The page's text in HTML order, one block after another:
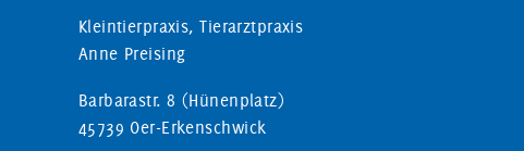
Kleintierpraxis, Tierarztpraxis
Anne Preising
Barbarastr. 8 (Hünenplatz)
45739 Oer-Erkenschwick